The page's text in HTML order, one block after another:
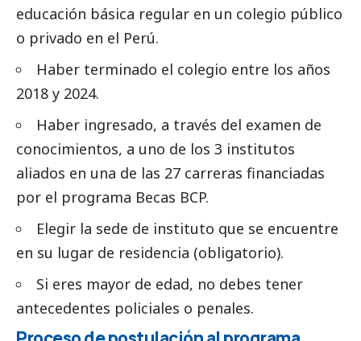
educación básica regular en un colegio público
o privado en el Perú.
Haber terminado el colegio entre los años
2018 y 2024.
Haber ingresado, a través del examen de
conocimientos, a uno de los 3 institutos
aliados en una de las 27 carreras financiadas
por el programa Becas BCP.
Elegir la sede de instituto que se encuentre
en su lugar de residencia (obligatorio).
Si eres mayor de edad, no debes tener
antecedentes policiales o penales.